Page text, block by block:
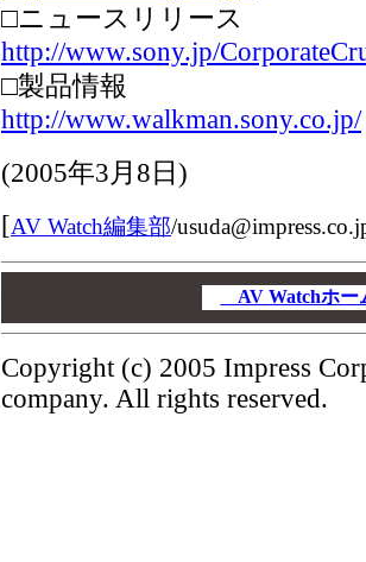
□ニュースリリース
http://www.sony.jp/
□製品情報
http://www.walkman.sony.co.jp/
(2005年3月8日 )
[AV Watch編集部/
AV Watchホ
Copyright (c) 2005 Impress
company. All rights reserved.